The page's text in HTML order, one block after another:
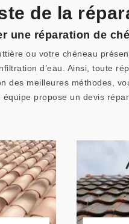
de la
une réparation de
ou votre chéneau
d’eau. Ainsi, toute
des meilleures méthodes,
propose un devis